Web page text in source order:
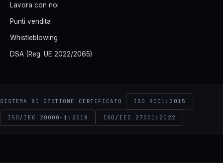
Lavora con noi
Punti vendita
Whistleblowing
DSA (Reg. UE 2022/2065)
SISTEMA DI GESTIONE CERTIFICATO ISO 9001:2015
ISO/IEC 20000-1:2018 ISO/IEC 27001:2022